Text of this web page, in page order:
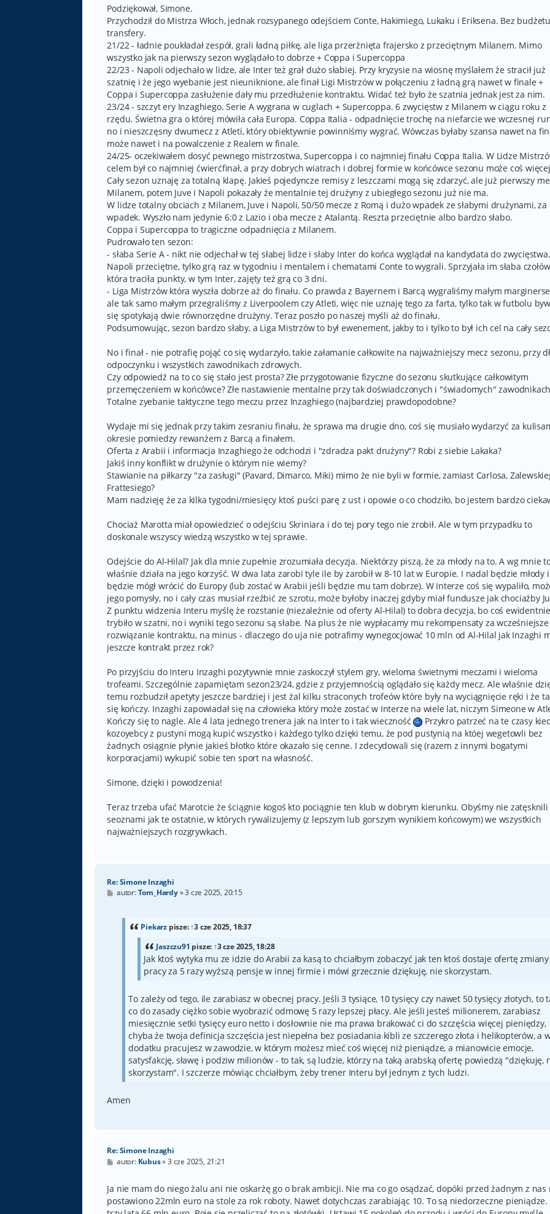
t
Podziękował, Simone.
Przychodził do Mistrza Włoch, jednak rozsypanego odejściem Conte, Hakimiego, Lukaku i Eriksena. Bez
transfery.
21/22 - ładnie poukładał zespół, grali ładną piłkę, ale liga przerżnięta frajersko z przeciętnym Milanem. Mimo
wszystko jak na pierwszy sezon wyglądało to dobrze + Coppa i Supercoppa
22/23 - Napoli odjechało w lidze, ale Inter też grał dużo słabiej. Przy kryzysie na wiosnę myślałem że stracił już
szatnię i że jego wyebanie jest nieuniknione, ale finał Ligi Mistrzów w połączeniu z ładną grą nawet w finale +
Coppa i Supercoppa zasłużenie dały mu przedłużenie kontraktu. Widać też było że szatnia jednak jest za nim.
23/24 - szczyt ery Inzaghiego. Serie A wygrana w cuglach + Supercoppa. 6 zwycięstw z Milanem w ciągu roku z
rzędu. Świetna gra o której mówiła cała Europa. Coppa Italia - odpadnięcie trochę na niefarcie we wczesnej
no i nieszczęsny dwumecz z Atleti, który obiektywnie powinniśmy wygrać. Wówczas byłaby szansa nawet na
może nawet i na powalczenie z Realem w finale.
24/25- oczekiwałem dosyć pewnego mistrzostwa, Supercoppa i co najmniej finału Coppa Italia. W Lidze
celem był co najmniej ćwierćfinał, a przy dobrych wiatrach i dobrej formie w końcówce sezonu może coś
Cały sezon uznaję za totalną klapę. Jakieś pojedyncze remisy z leszczami mogą się zdarzyć, ale już pierwszy
Milanem, potem Juve i Napoli pokazały że mentalnie tej drużyny z ubiegłego sezonu już nie ma.
W lidze totalny obciach z Milanem, Juve i Napoli, 50/50 mecze z Romą i dużo wpadek ze słabymi drużynami, za
wpadek. Wyszło nam jedynie 6:0 z Lazio i oba mecze z Atalantą. Reszta przeciętnie albo bardzo słabo.
Coppa i Supercoppa to tragiczne odpadnięcia z Milanem.
Pudrowało ten sezon:
- słaba Serie A - nikt nie odjechał w tej słabej lidze i słaby Inter do końca wyglądał na kandydata do zwycięstwa.
Napoli przeciętne, tylko grą raz w tygodniu i mentalem i chematami Conte to wygrali. Sprzyjała im słaba
która traciła punkty, w tym Inter, zajęty też grą co 3 dni.
- Liga Mistrzów która wyszła dobrze aż do finału. Co prawda z Bayernem i Barcą wygraliśmy małym
ale tak samo małym przegraliśmy z Liverpoolem czy Atleti, więc nie uznaję tego za farta, tylko tak w futbolu
się spotykają dwie równorzędne drużyny. Teraz poszło po naszej myśli aż do finału.
Podsumowując, sezon bardzo słaby, a Liga Mistrzów to był ewenement, jakby to i tylko to był ich cel na cały
No i finał - nie potrafię pojąć co się wydarzyło, takie załamanie całkowite na najważniejszy mecz sezonu, przy
odpoczynku i wszystkich zawodnikach zdrowych.
Czy odpowiedź na to co się stało jest prosta? Złe przygotowanie fizyczne do sezonu skutkujące całkowitym
przemęczeniem w końcówce? Złe nastawienie mentalne przy tak doświadczonych i "świadomych"
Totalne zyebanie taktyczne tego meczu przez Inzaghiego (najbardziej prawdopodobne?
Wydaje mi się jednak przy takim zesraniu finału, że sprawa ma drugie dno, coś się musiało wydarzyć za
okresie pomiedzy rewanżem z Barcą a finałem.
Oferta z Arabii i informacja Inzaghiego że odchodzi i "zdradza pakt drużyny"? Robi z siebie Lakaka?
Jakiś inny konflikt w drużynie o którym nie wiemy?
Stawianie na piłkarzy "za zasługi" (Pavard, Dimarco, Miki) mimo że nie byli w formie, zamiast Carlosa,
Frattesiego?
Mam nadzieję że za kilka tygodni/miesięcy ktoś puści parę z ust i opowie o co chodziło, bo jestem bardzo
Chociaż Marotta miał opowiedzieć o odejściu Skriniara i do tej pory tego nie zrobił. Ale w tym przypadku to
doskonale wszyscy wiedzą wszystko w tej sprawie.
Odejście do Al-Hilal? Jak dla mnie zupełnie zrozumiała decyzja. Niektórzy piszą, że za młody na to. A wg mnie
właśnie działa na jego korzyść. W dwa lata zarobi tyle ile by zarobił w 8-10 lat w Europie. I nadal będzie młody i
będzie mógł wrócić do Europy (lub zostać w Arabii jeśli będzie mu tam dobrze). W Interze coś się wypaliło,
jego pomysły, no i cały czas musiał rzeźbić ze szrotu, może byłoby inaczej gdyby miał fundusze jak chociażby
Z punktu widzenia Interu myślę że rozstanie (niezależnie od oferty Al-Hilal) to dobra decyzja, bo coś
trybiło w szatni, no i wyniki tego sezonu są słabe. Na plus że nie wypłacamy mu rekompensaty za wcześniejsze
rozwiązanie kontraktu, na minus - dlaczego do uja nie potrafimy wynegocjować 10 mln od Al-Hilal jak Inzaghi
jeszcze kontrakt przez rok?
Po przyjściu do Interu Inzaghi pozytywnie mnie zaskoczył stylem gry, wieloma świetnymi meczami i wieloma
trofeami. Szczególnie zapamiętam sezon23/24, gdzie z przyjemnością oglądało się każdy mecz. Ale właśnie
temu rozbudził apetyty jeszcze bardziej i jest żal kilku straconych trofeów które były na wyciągnięcie ręki i że
się kończy. Inzaghi zapowiadał się na człowieka który może zostać w Interze na wiele lat, niczym Simeone w
Kończy się to nagle. Ale 4 lata jednego trenera jak na Inter to i tak wieczność
Przykro patrzeć na te czasy
kozoyebcy z pustyni mogą kupić wszystko i każdego tylko dzięki temu, że pod pustynią na któej wegetowli bez
żadnych osiągnie płynie jakieś błotko które okazało się cenne. I zdecydowali się (razem z innymi bogatymi
korporacjami) wykupić sobie ten sport na własność.
Simone, dzięki i powodzenia!
Teraz trzeba ufać Marotcie że ściągnie kogoś kto pociągnie ten klub w dobrym kierunku. Obyśmy nie zatęsknili
seoznami jak te ostatnie, w których rywalizujemy (z lepszym lub gorszym wynikiem końcowym) we wszystkich
najważniejszych rozgrywkach.
Re: Simone Inzaghi
Pautor:Tom_Hardy»3 cze 2025, 20:15
Piekarz pisze:↑3 cze 2025, 18:37
Jaszczu91 pisze: ↑3 cze 2025, 18:28
Jak ktoś wytyka mu ze idzie do Arabii za kasą to chciałbym zobaczyć jak ten ktoś dostaje ofertę zmiany
pracy za 5 razy wyższą pensje w innej firmie i mówi grzecznie dziękuję, nie skorzystam.
To zależy od tego, ile zarabiasz w obecnej pracy. Jeśli 3 tysiące, 10 tysięcy czy nawet 50 tysięcy złotych, to
co do zasady ciężko sobie wyobrazić odmowę 5 razy lepszej płacy. Ale jeśli jesteś milionerem, zarabiasz
miesięcznie setki tysięcy euro netto i dosłownie nie ma prawa brakować ci do szczęścia więcej pieniędzy,
chyba że twoja definicja szczęścia jest niepełna bez posiadania kibli ze szczerego złota i helikopterów, a
dodatku pracujesz w zawodzie, w którym możesz mieć coś więcej niż pieniądze, a mianowicie emocje,
satysfakcję, sławę i podziw milionów - to tak, są ludzie, którzy na taką arabską ofertę powiedzą "dziękuję,
skorzystam". I szczerze mówiąc chciałbym, żeby trener Interu był jednym z tych ludzi.
Amen
Re: Simone Inzaghi
Pautor: Kubus»3 cze 2025, 21:21
Ja nie mam do niego żalu ani nie oskarżę go o brak ambicji. Nie ma co go osądzać, dopóki przed żadnym z nas
postawiono 22mln euro na stole za rok roboty. Nawet dotychczas zarabiając 10. To są niedorzeczne pieniądze.